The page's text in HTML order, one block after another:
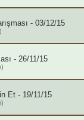
- 03/12/15
- 26/11/15
Et - 19/11/15